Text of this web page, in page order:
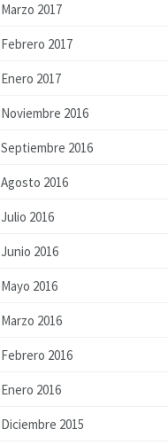
Marzo 2017
Febrero 2017
Enero 2017
Noviembre 2016
Septiembre 2016
Agosto 2016
Julio 2016
Junio 2016
Mayo 2016
Marzo 2016
Febrero 2016
Enero 2016
Diciembre 2015